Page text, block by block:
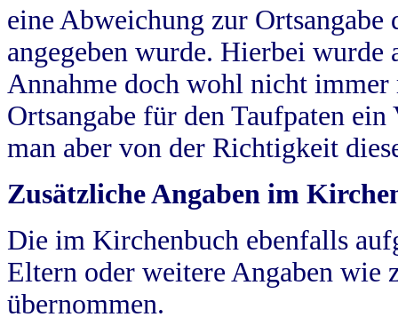
eine Abweichung zur
angegeben wurde. Hierbei wurde
Annahme doch wohl nicht
Ortsangabe für den Taufpaten
man aber von der Richtigkeit
Zusätzliche Angaben im
Die im Kirchenbuch ebenfalls
Eltern oder weitere Angaben wie
übernommen.